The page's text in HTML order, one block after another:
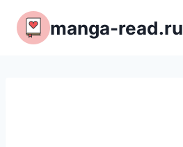
Перейти
содержимому
manga-read.ru